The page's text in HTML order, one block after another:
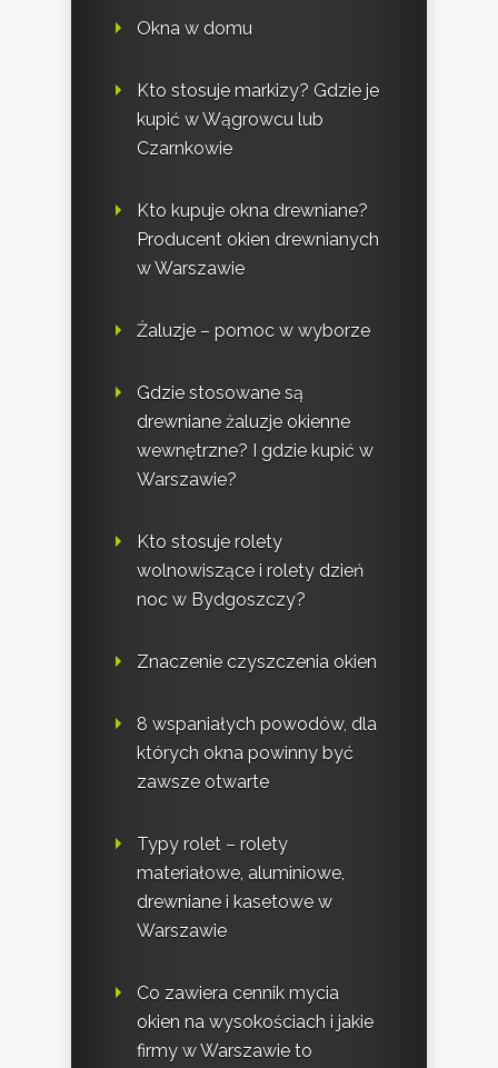
Okna w domu
Kto stosuje markizy? Gdzie je
kupić w Wągrowcu lub
Czarnkowie
Kto kupuje okna drewniane?
Producent okien drewnianych
w Warszawie
Żaluzje – pomoc w wyborze
Gdzie stosowane są
drewniane żaluzje okienne
wewnętrzne? I gdzie kupić w
Warszawie?
Kto stosuje rolety
wolnowiszące i rolety dzień
noc w Bydgoszczy?
Znaczenie czyszczenia okien
8 wspaniałych powodów, dla
których okna powinny być
zawsze otwarte
Typy rolet – rolety
materiałowe, aluminiowe,
drewniane i kasetowe w
Warszawie
Co zawiera cennik mycia
okien na wysokościach i jakie
firmy w Warszawie to